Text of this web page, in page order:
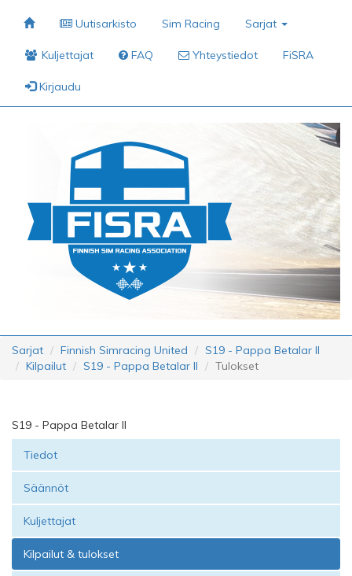
Uutisarkisto Sim Racing Sarjat
Kuljettajat FAQ Yhteystiedot FiSRA
Kirjaudu
Sarjat Finnish Simracing United
S19 - Pappa Betalar II
Kilpailut
S19 - Pappa Betalar II Tulokset
S19 - Pappa Betalar II
Tiedot
Säännöt
Kuljettajat
Kilpailut & tulokset